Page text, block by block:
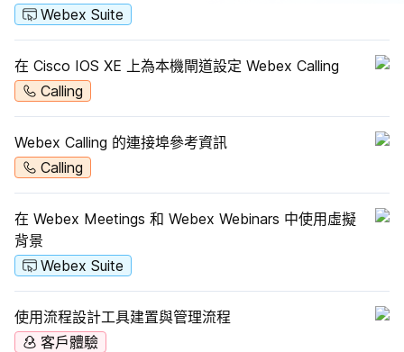
Webex Suite
在 Cisco IOS XE 上為本機閘道設定 Webex Calling
Calling
Webex Calling 的連接埠參考資訊
Calling
在 Webex Meetings 和 Webex Webinars 中使用虛擬
背景
Webex Suite
使用流程設計工具建置與管理流程
客戶體驗